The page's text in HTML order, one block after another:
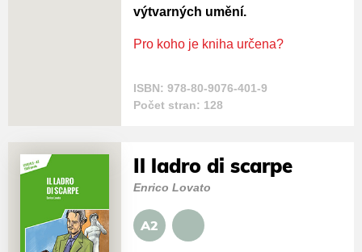
výtvarných umění.
Pro koho je kniha určena?
ISBN: 978-80-9076-401-9
Počet stran: 128
Il ladro di scarpe
Enrico Lovato
A2